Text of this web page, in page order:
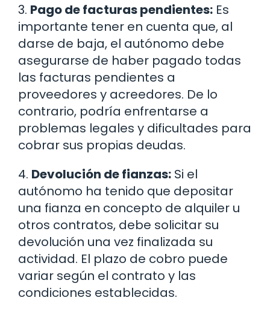
3. Pago de facturas pendientes: Es
importante tener en cuenta que, al
darse de baja, el autónomo debe
asegurarse de haber pagado todas
las facturas pendientes a
proveedores y acreedores. De lo
contrario, podría enfrentarse a
problemas legales y dificultades para
cobrar sus propias deudas.
4. Devolución de fianzas: Si el
autónomo ha tenido que depositar
una fianza en concepto de alquiler u
otros contratos, debe solicitar su
devolución una vez finalizada su
actividad. El plazo de cobro puede
variar según el contrato y las
condiciones establecidas.